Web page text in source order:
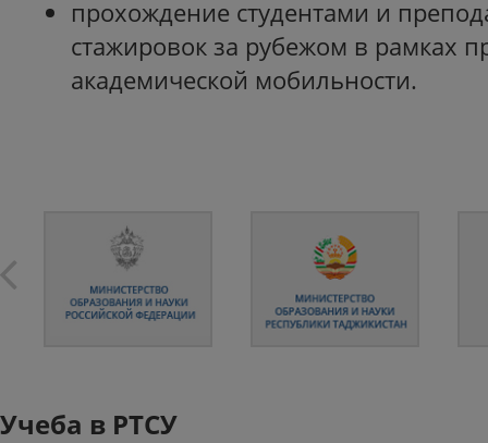
прохождение студентами и
стажировок за рубежом в рамках
академической мобильности.
Учеба в РТСУ